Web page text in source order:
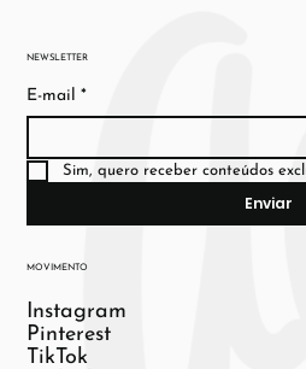
NEWSLETTER
E-mail *
Sim, quero receber conteúdos
Enviar
MOVIMENTO
Instagram
Pinterest
TikTok